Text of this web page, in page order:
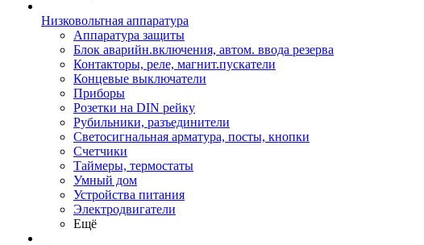
Низковольтная аппаратура
Аппаратура защиты
Блок аварийн.включения, автом. ввода резерва
Контакторы, реле, магнит.пускатели
Концевые выключатели
Приборы
Розетки на DIN рейку
Рубильники, разъединители
Светосигнальная арматура, посты, кнопки
Счетчики
Таймеры, термостаты
Умный дом
Устройства питания
Электродвигатели
Ещё